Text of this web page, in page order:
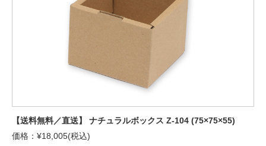
【送料無料／直送】 ナチュラルボックス Z-104 (75×75×55)
価格：¥18,005(税込)